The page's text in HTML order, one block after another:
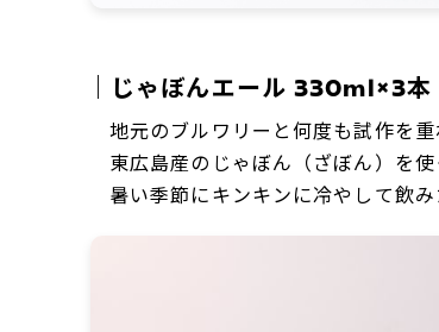
｜じゃぼんエール 330ml×3本
地元のブルワリーと何度も試作を
東広島産のじゃぼん（ざぼん）を
暑い季節にキンキンに冷やして飲み